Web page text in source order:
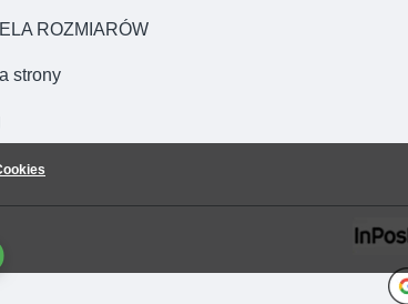
ROZMIARÓW
strony